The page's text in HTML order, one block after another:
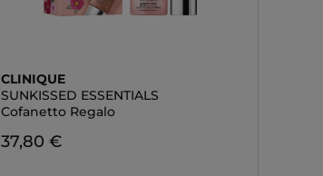
CLINIQUE
SUNKISSED ESSENTIALS
Cofanetto Regalo
37,80 €